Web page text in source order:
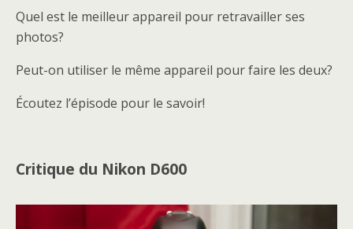
Quel est le meilleur appareil pour retravailler ses
photos?
Peut-on utiliser le même appareil pour faire les deux?
Écoutez l’épisode pour le savoir!
Critique du Nikon D600